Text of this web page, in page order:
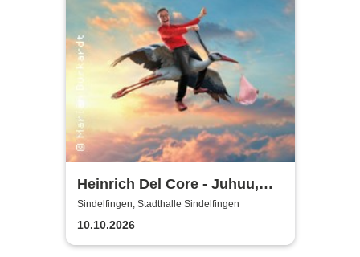
Heinrich Del Core - Juhuu,
meine Frau wird Oma
Sindelfingen, Stadthalle Sindelfingen
10.10.2026